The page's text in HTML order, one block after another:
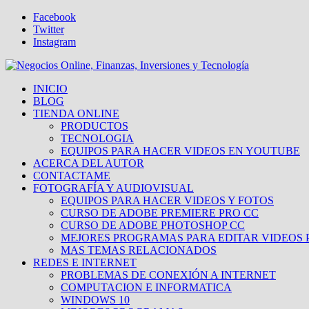
Facebook
Twitter
Instagram
INICIO
BLOG
TIENDA ONLINE
PRODUCTOS
TECNOLOGIA
EQUIPOS PARA HACER VIDEOS EN YOUTUBE
ACERCA DEL AUTOR
CONTACTAME
FOTOGRAFÍA Y AUDIOVISUAL
EQUIPOS PARA HACER VIDEOS Y FOTOS
CURSO DE ADOBE PREMIERE PRO CC
CURSO DE ADOBE PHOTOSHOP CC
MEJORES PROGRAMAS PARA EDITAR VIDEOS
MAS TEMAS RELACIONADOS
REDES E INTERNET
PROBLEMAS DE CONEXIÓN A INTERNET
COMPUTACION E INFORMATICA
WINDOWS 10